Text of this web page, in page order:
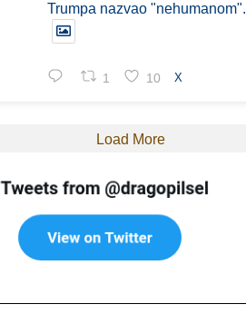
Trumpa nazvao "nehumanom".
1 10 X
Load More